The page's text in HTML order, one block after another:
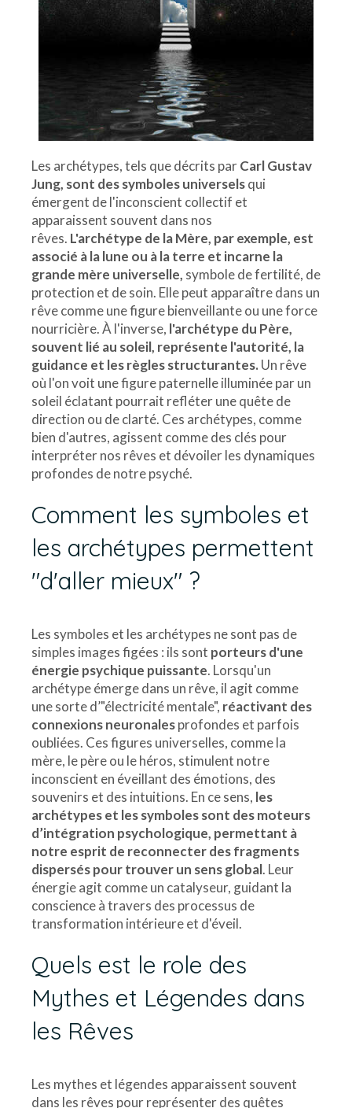
Les archétypes, tels que décrits parCarl Gustav
Jung, sont des symboles universelsqui
émergent de l'inconscient collectif et
apparaissent souvent dans nos
rêves. L'archétype de la Mère, par exemple, est
associé à la lune ou à la terre et incarne la
grande mère universelle, symbole de fertilité, de
protection et de soin. Elle peut apparaître dans un
rêve comme une figure bienveillante ou une force
nourricière. À l'inverse, l'archétype du Père,
souvent lié au soleil, représente l'autorité, la
guidance et les règles structurantes. Un rêve
où l'on voit une figure paternelle illuminée par un
soleil éclatant pourrait refléter une quête de
direction ou de clarté. Ces archétypes, comme
bien d'autres, agissent comme des clés pour
interpréter nos rêves et dévoiler les dynamiques
profondes de notre psyché.
Comment les symboles et
les archétypes permettent
"d'aller mieux" ?
Les symboles et les archétypes ne sont pas de
simples images figées : ils sont porteurs d'une
énergie psychique puissante. Lorsqu'un
archétype émerge dans un rêve, il agit comme
une sorte d’"électricité mentale", réactivant des
connexions neuronalesprofondes et parfois
oubliées. Ces figures universelles, comme la
mère, le père ou le héros, stimulent notre
inconscient en éveillant des émotions, des
souvenirs et des intuitions. En ce sens, les
archétypes et les symboles sont des moteurs
d’intégration psychologique, permettant à
notre esprit de reconnecter des fragments
dispersés pour trouver un sens global. Leur
énergie agit comme un catalyseur, guidant la
conscience à travers des processus de
transformation intérieure et d'éveil.
Quels est le role des
Mythes et Légendes dans
les Rêves
Les mythes et légendes apparaissent souvent
dans les rêves pour représenter des quêtes